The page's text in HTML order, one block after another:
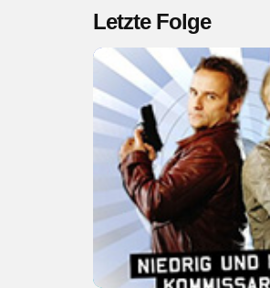
Letzte Folge